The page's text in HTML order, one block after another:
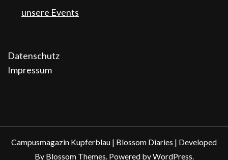
unsere Events
Datenschutz
Impressum
Campusmagazin Kupferblau | Blossom Diaries | Developed
By Blossom Themes. Powered byWordPress.